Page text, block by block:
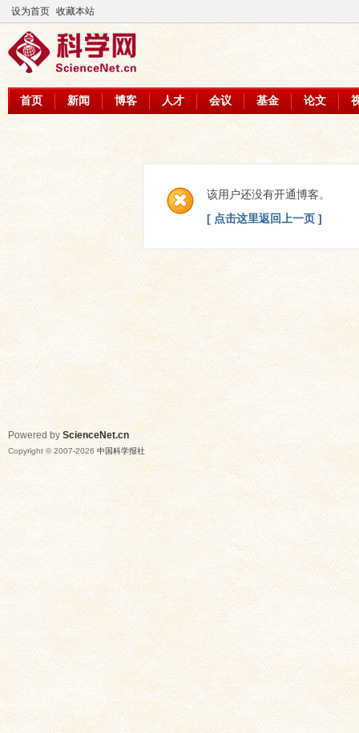
设为首页 收藏本站
首页 新闻 博客 人才 会议 基金 论文
该用户还没有开通博客。
[ 点击这里返回上一页 ]
Powered by ScienceNet.cn
Copyright © 2007-2026 中国科学报社